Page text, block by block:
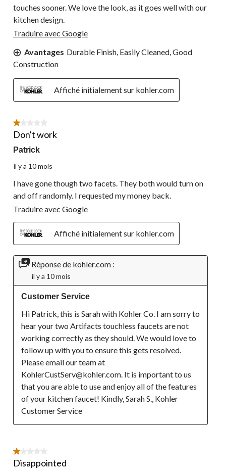
touches sooner. We love the look, as it goes well with our
kitchen design.
Traduire avec Google
Avantages Durable Finish, Easily Cleaned, Good
Construction
Affiché initialement sur kohler.com
1 étoile(s) sur 5.
Don't work
Patrick
il y a 10 mois
I have gone though two facets. They both would turn on
and off randomly. I requested my money back.
Traduire avec Google
Affiché initialement sur kohler.com
Réponse de kohler.com :
il y a 10 mois
Customer Service
Hi Patrick, this is Sarah with Kohler Co. I am sorry to
hear your two Artifacts touchless faucets are not
working correctly as they should. We would love to
follow up with you to ensure this gets resolved.
Please email our team at
KohlerCustServ@kohler.com. It is important to us
that you are able to use and enjoy all of the features
of your kitchen faucet! Kindly, Sarah S., Kohler
Customer Service
1 étoile(s) sur 5.
Disappointed